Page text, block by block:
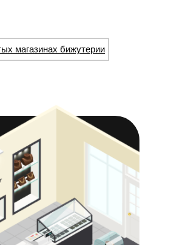
магазинах бижутерии